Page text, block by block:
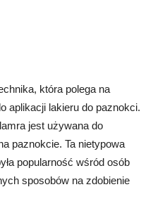
która polega na
aplikacji lakieru do paznokci.
jest używana do
paznokcie. Ta nietypowa
popularność wśród osób
sposobów na zdobienie